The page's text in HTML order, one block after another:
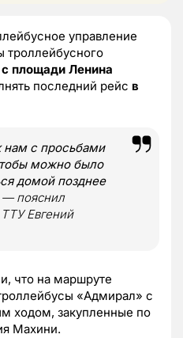
управление
троллейбусного
с площади Ленина
последний рейс в
с просьбами
можно было
домой позднее
— пояснил
Евгений
что на маршруте
«Адмирал» с
ходом, закупленные по
Махини.